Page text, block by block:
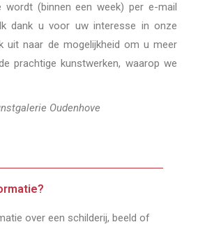
wordt (binnen een week) per e-mail
dank u voor uw interesse in onze
uit naar de mogelijkheid om u meer
prachtige kunstwerken, waarop we
Oudenhove
over een schilderij, beeld of